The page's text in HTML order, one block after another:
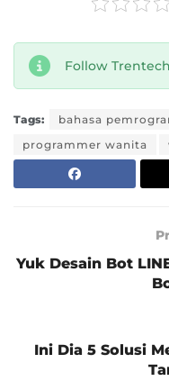
Follow
Tags: bahasa
programmer wanita
Yuk Desain Bot
Ini Dia 5 Solusi